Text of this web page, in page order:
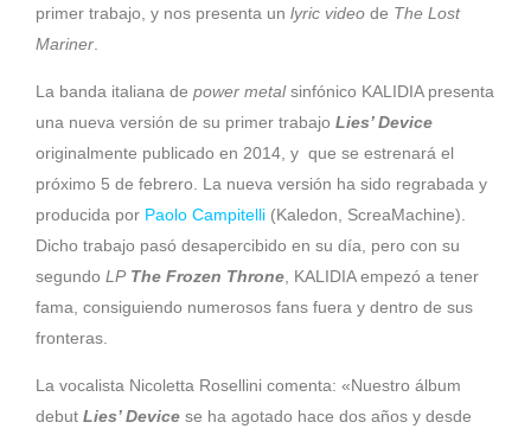
primer trabajo, y nos presenta un lyric video de The Lost
Mariner
La banda italiana de power metalsinfónico KALIDIA presenta
una nueva versión de su primer trabajo Lies’ Device
originalmente publicado en 2014, y que se estrenará el
próximo 5 de febrero. La nueva versión ha sido regrabada y
producida por Paolo Campitelli (Kaledon, ScreaMachine).
Dicho trabajo pasó desapercibido en su día, pero con su
segundo LP The Frozen Throne , KALIDIA empezó a tener
fama, consiguiendo numerosos fans fuera y dentro de sus
fronteras.
La vocalista Nicoletta Rosellini comenta: «Nuestro álbum
debut Lies’ Device se ha agotado hace dos años y desde